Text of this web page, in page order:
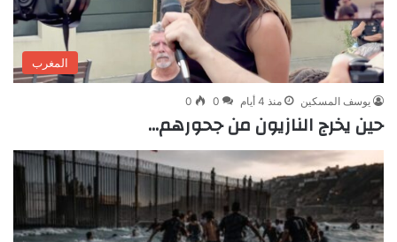
المغرب
يوسف المسكين منذ 4 أيام 0
0
حين يخرج النازيون من جحورهم…